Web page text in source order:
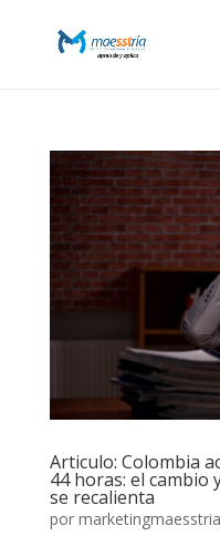
Articulo: Colombia
44 horas: el cambio
se recalienta
por marketingmaesstria